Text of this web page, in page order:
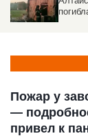
Пожар у
—
привел к